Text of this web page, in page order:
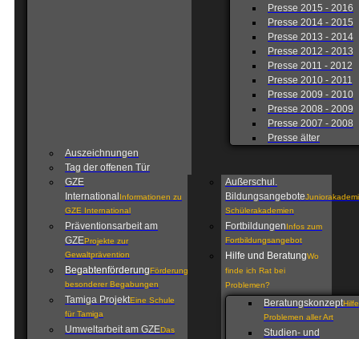
Presse 2015 - 2016
Presse 2014 - 2015
Presse 2013 - 2014
Presse 2012 - 2013
Presse 2011 - 2012
Presse 2010 - 2011
Presse 2009 - 2010
Presse 2008 - 2009
Presse 2007 - 2008
Presse älter
Auszeichnungen
Tag der offenen Tür
GZE
International Informationen zu
GZE International
Präventionsarbeit am
GZEProjekte zur
Gewaltprävention
BegabtenförderungFörderung
besonderer Begabungen
Tamiga ProjektEine Schule
für Tamiga
Umweltarbeit am GZEDas
Außerschul.
Bildungsangebote
Schülerakademien
FortbildungenInfos zum
Fortbildungsangebot
Hilfe und BeratungWo
finde ich Rat bei
Problemen?
Beratungskonzept
Problemen aller Art
Studien- und